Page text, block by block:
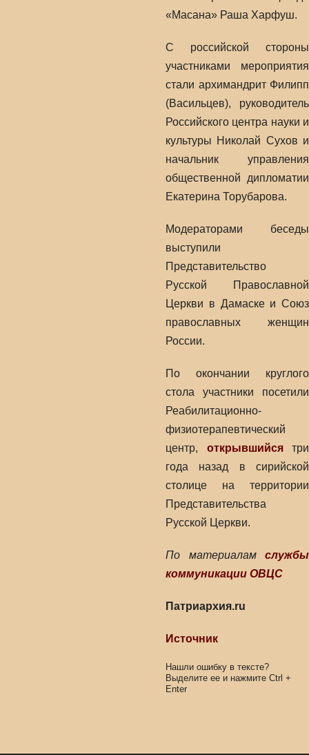
«Масана» Раша Харфуш.
С российской стороны
участниками мероприятия
стали архимандрит Филипп
(Васильцев), руководитель
Российского центра науки и
культуры Николай Сухов и
начальник управления
общественной дипломатии
Екатерина Торубарова.
Модераторами беседы
выступили
Представительство
Русской Православной
Церкви в Дамаске и Союз
православных женщин
России.
По окончании круглого
стола участники посетили
Реабилитационно-
физиотерапевтический
центр, открывшийсятри
года назад в сирийской
столице на территории
Представительства
Русской Церкви.
По материалам службы
коммуникации ОВЦС
Патриархия.ru
Источник
Нашли ошибку в тексте?
Выделите ее и нажмите Ctrl +
Enter